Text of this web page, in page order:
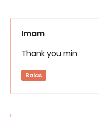
Imam
Thank you min
Balas